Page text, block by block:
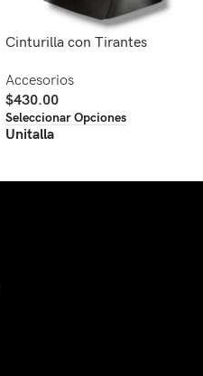
Cinturilla con Tirantes
Accesorios
$430.00
Seleccionar Opciones
Unitalla